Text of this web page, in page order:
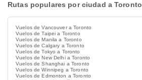
Rutas populares por ciudad a Toronto
Vuelos de Vancouver a Toronto
Vuelos de Taipei a Toronto
Vuelos de Manila a Toronto
Vuelos de Calgary a Toronto
Vuelos de Tokyo a Toronto
Vuelos de New Delhi a Toronto
Vuelos de Shanghai a Toronto
Vuelos de Winnipeg a Toronto
Vuelos de Edmonton a Toronto